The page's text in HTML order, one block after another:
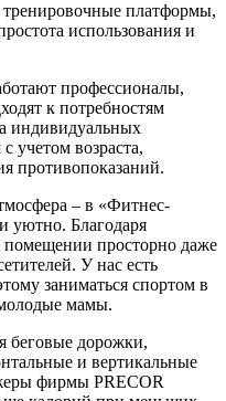
платформы,
использования и
профессионалы,
к потребностям
индивидуальных
учетом возраста,
противопоказаний.
– в «Фитнес-
уютно. Благодаря
просторно даже
У нас есть
заниматься спортом в
мамы.
беговые дорожки,
и вертикальные
фирмы PRECOR